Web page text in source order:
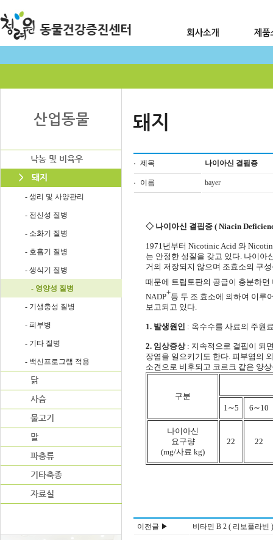
- 생리 및 사양관리
- 전신성 질병
- 소화기 질병
- 호홉기 질병
- 생식기 질병
- 영양성 질병
- 기생충성 질병
- 피부병
- 기타 질병
- 백신프로그램 적용
제목 나이아신 결핍증
이름 bayer
◇ 나이아신 결핍증 ( Niacin
1971년부터 Nicotinic Acid 와
는 안정한 성질을 갖고 있다. 나이아
거의 저장되지 않으며 조효소의 구
때문에 트립토판의 공급이 충분하
NADP
+
등 두 조 효소에 의하여 이루
보고되고 있다.
1. 발생원인 : 옥수수를 사료의 주원
2. 임상증상: 지속적으로 결핍이 되
장염을 일으키기도 한다. 피부염의
소견으로 비후되고 코르크 같은 양
구분
1∼5
6∼10
나이아신
요구량
(mg/사료 kg)
22 22
이전글 ▶
비타민 B 2 ( 리보플라빈